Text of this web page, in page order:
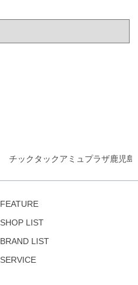
チックタックアミュプラザ鹿児島
FEATURE
SHOP LIST
BRAND LIST
SERVICE